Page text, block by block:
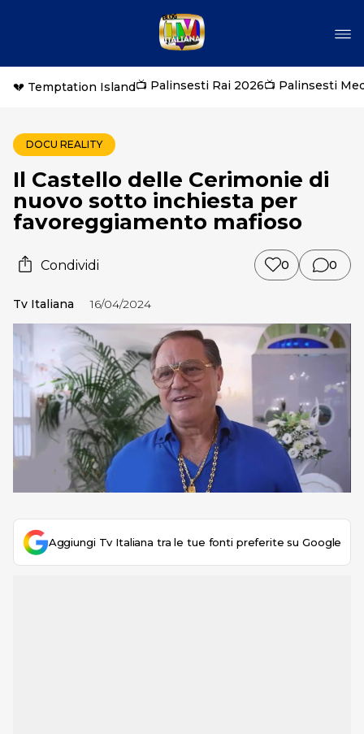
💔 Temptation Island📺 Palinsesti Rai 2026📺 Palinsesti
DOCU REALITY
Il Castello delle Cerimonie di
nuovo sotto inchiesta per
favoreggiamento mafioso
Condividi 0 0
Tv Italiana 16/04/2024
Aggiungi Tv Italiana tra le tue fonti preferite su Google